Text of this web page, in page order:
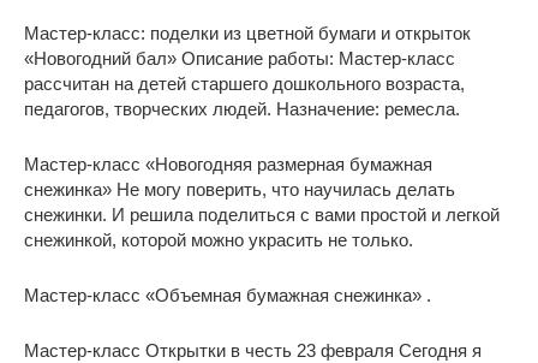
Мастер-класс: поделки из цветной бумаги и открыток
«Новогодний бал» Описание работы: Мастер-класс
рассчитан на детей старшего дошкольного возраста,
педагогов, творческих людей. Назначение: ремесла.
Мастер-класс «Новогодняя размерная бумажная
снежинка» Не могу поверить, что научилась делать
снежинки. И решила поделиться с вами простой и легкой
снежинкой, которой можно украсить не только.
Мастер-класс «Объемная бумажная снежинка» .
Мастер-класс Открытки в честь 23 февраля Сегодня я